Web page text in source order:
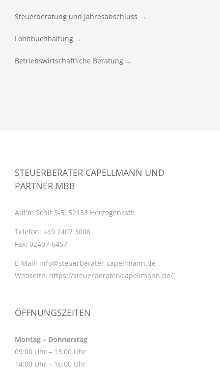
Steuerberatung und Jahresabschluss →
Lohnbuchhaltung →
Betriebswirtschaftliche Beratung →
STEUERBERATER CAPELLMANN UND
PARTNER MBB
Auf'm Schif 3-5, 52134 Herzogenrath
Telefon: +49 2407 3006
Fax: 02407-6457
E-Mail: info@steuerberater-capellmann.de
Webseite: https://steuerberater-capellmann.de/
ÖFFNUNGSZEITEN
Montag – Donnerstag
09:00 Uhr – 13:00 Uhr
14:00 Uhr – 16:00 Uhr